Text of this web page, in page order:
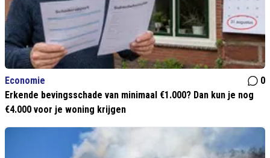
Economie
0
Erkende bevingsschade van minimaal €1.000? Dan kun je nog
€4.000 voor je woning krijgen